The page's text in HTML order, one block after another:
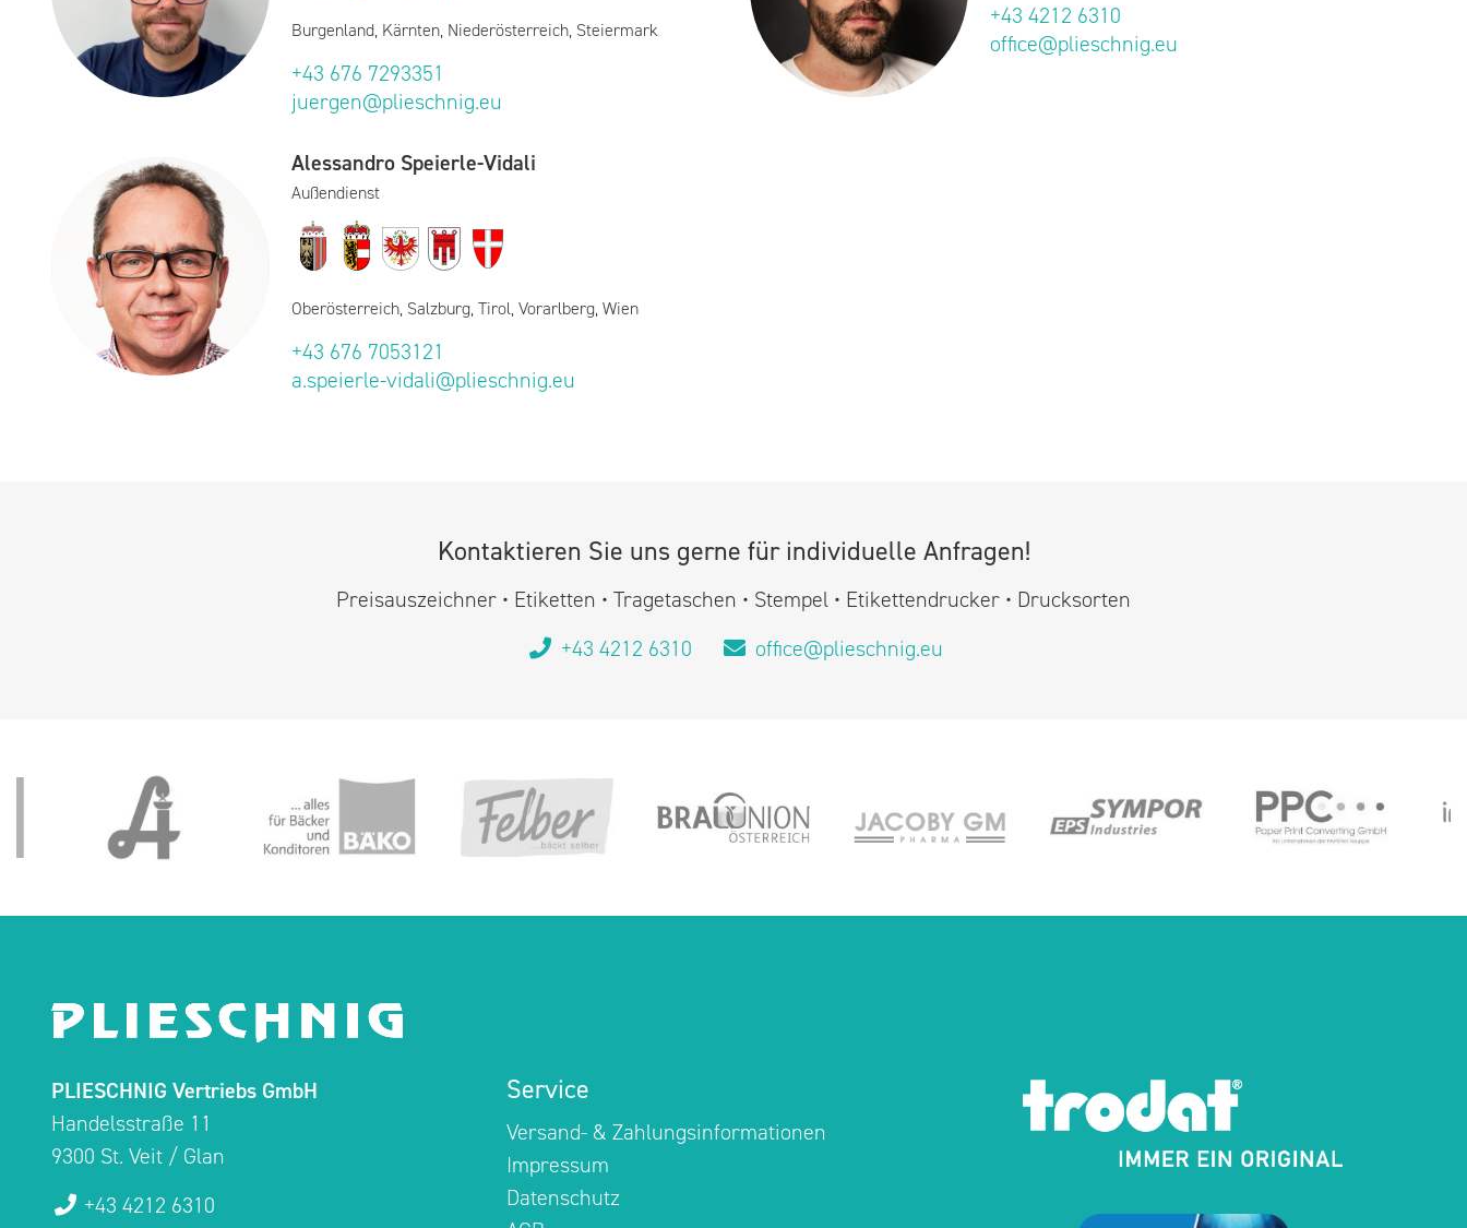
Burgenland, Kärnten, Niederösterreich, Steiermark
+43 676 7293351
juergen@plieschnig.eu
+43 4212 6310
office@plieschnig.eu
Alessandro Speierle-Vidali
Außendienst
Oberösterreich, Salzburg, Tirol, Vorarlberg, Wien
+43 676 7053121
a.speierle-vidali@plieschnig.eu
Kontaktieren Sie uns gerne für individuelle Anfragen!
Preisauszeichner • Etiketten • Tragetaschen • Stempel • Etikettendrucker • Drucksorten
+43 4212 6310
office@plieschnig.eu
PLIESCHNIG Vertriebs GmbH
Handelsstraße 11
9300 St. Veit / Glan
+43 4212 6310
Service
Versand- & Zahlungsinformationen
Impressum
Datenschutz